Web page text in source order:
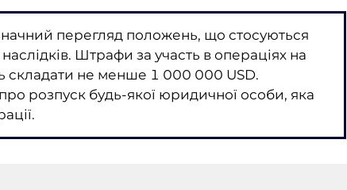
перегляд положень, що стосуються
Штрафи за участь в операціях на
складати не менше 1 000 000 USD.
розпуск будь-якої юридичної особи, яка